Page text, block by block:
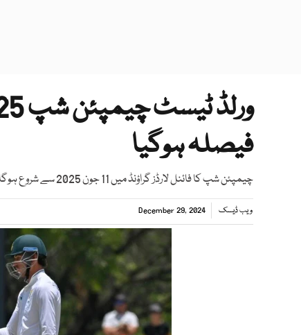
فیصلہ ہوگیا
چیمپئن شپ کا فائنل لارڈز گراؤنڈ میں 11 جون 2025 سے شروع ہوگا
ویب ڈیسک December 29, 2024